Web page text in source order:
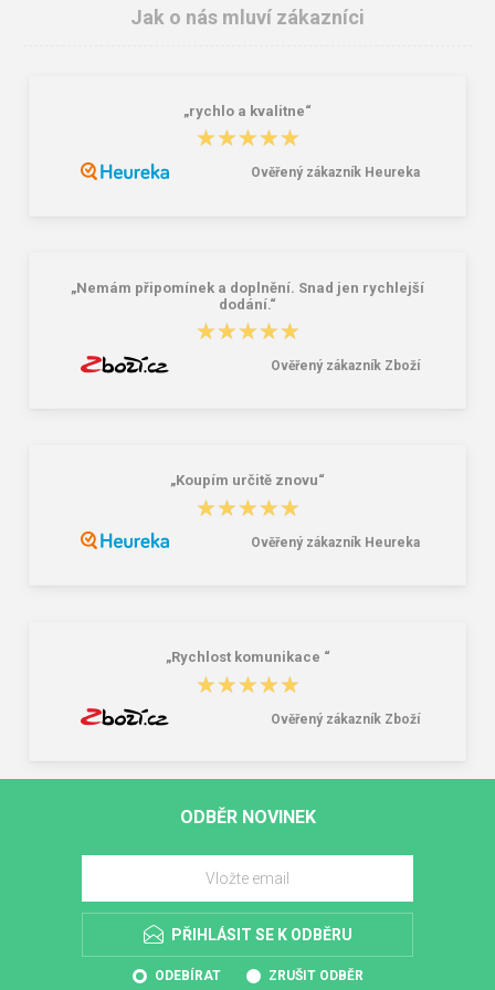
Jak o nás mluví zákazníci
„rychlo a kvalitne“
★★★★★
★★★★★
Ověřený zákazník Heureka
„Nemám připomínek a doplnění. Snad jen rychlejší
dodání.“
★★★★★
★★★★★
Ověřený zákazník Zboží
„Koupím určitě znovu“
★★★★★
★★★★★
Ověřený zákazník Heureka
„Rychlost komunikace “
★★★★★
★★★★★
Ověřený zákazník Zboží
ODBĚR NOVINEK
PŘIHLÁSIT SE K ODBĚRU
ODEBÍRAT ZRUŠIT ODBĚR